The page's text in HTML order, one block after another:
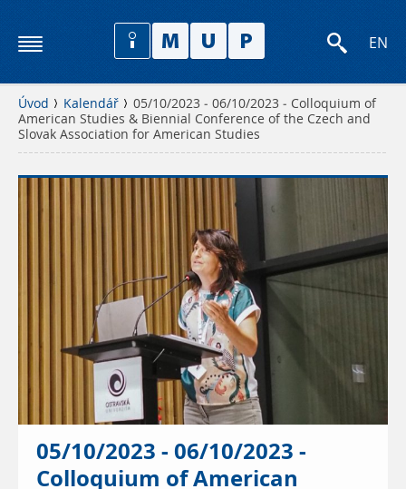
EN
Úvod Kalendář
05/10/2023 - 06/10/2023 - Colloquium of
American Studies & Biennial Conference of the Czech and
Slovak Association for American Studies
05/10/2023 - 06/10/2023 -
Colloquium of American